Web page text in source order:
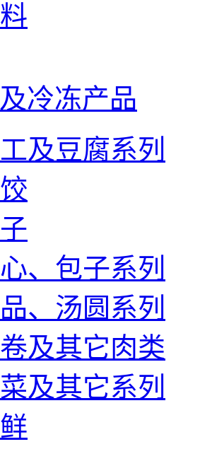
冷冻产品
及豆腐系列
、包子系列
、汤圆系列
及其它肉类
及其它系列